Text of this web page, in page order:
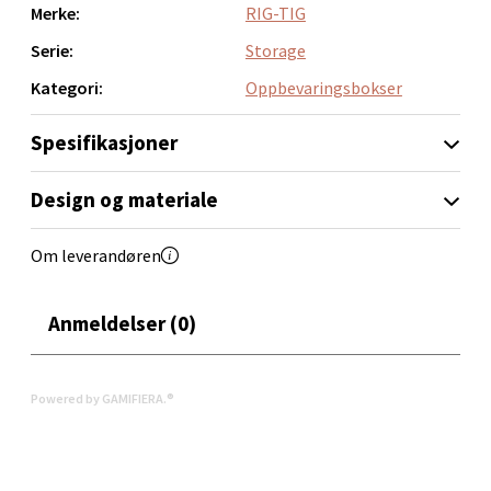
Merke:
RIG-TIG
Serie:
Storage
Kategori:
Oppbevaringsbokser
Spesifikasjoner
Design og materiale
Om leverandøren
Anmeldelser (0)
Powered by GAMIFIERA.®
Orkanger - Thon Senter Orkanger
Åpent i dag 09-20